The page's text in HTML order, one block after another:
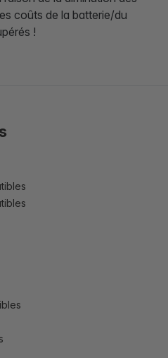
coûts de la batterie/du
!